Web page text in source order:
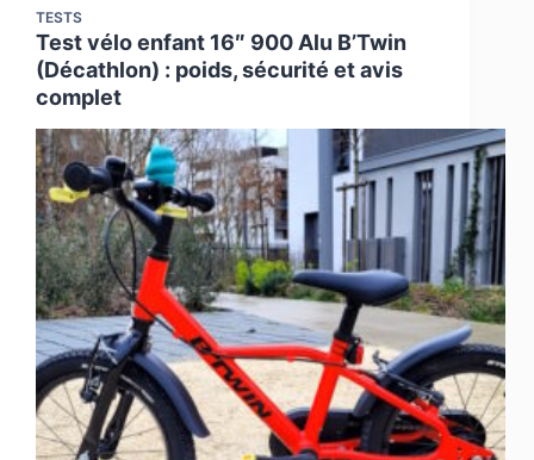
TESTS
Test vélo enfant 16″ 900 Alu B’Twin
(Décathlon) : poids, sécurité et avis
complet